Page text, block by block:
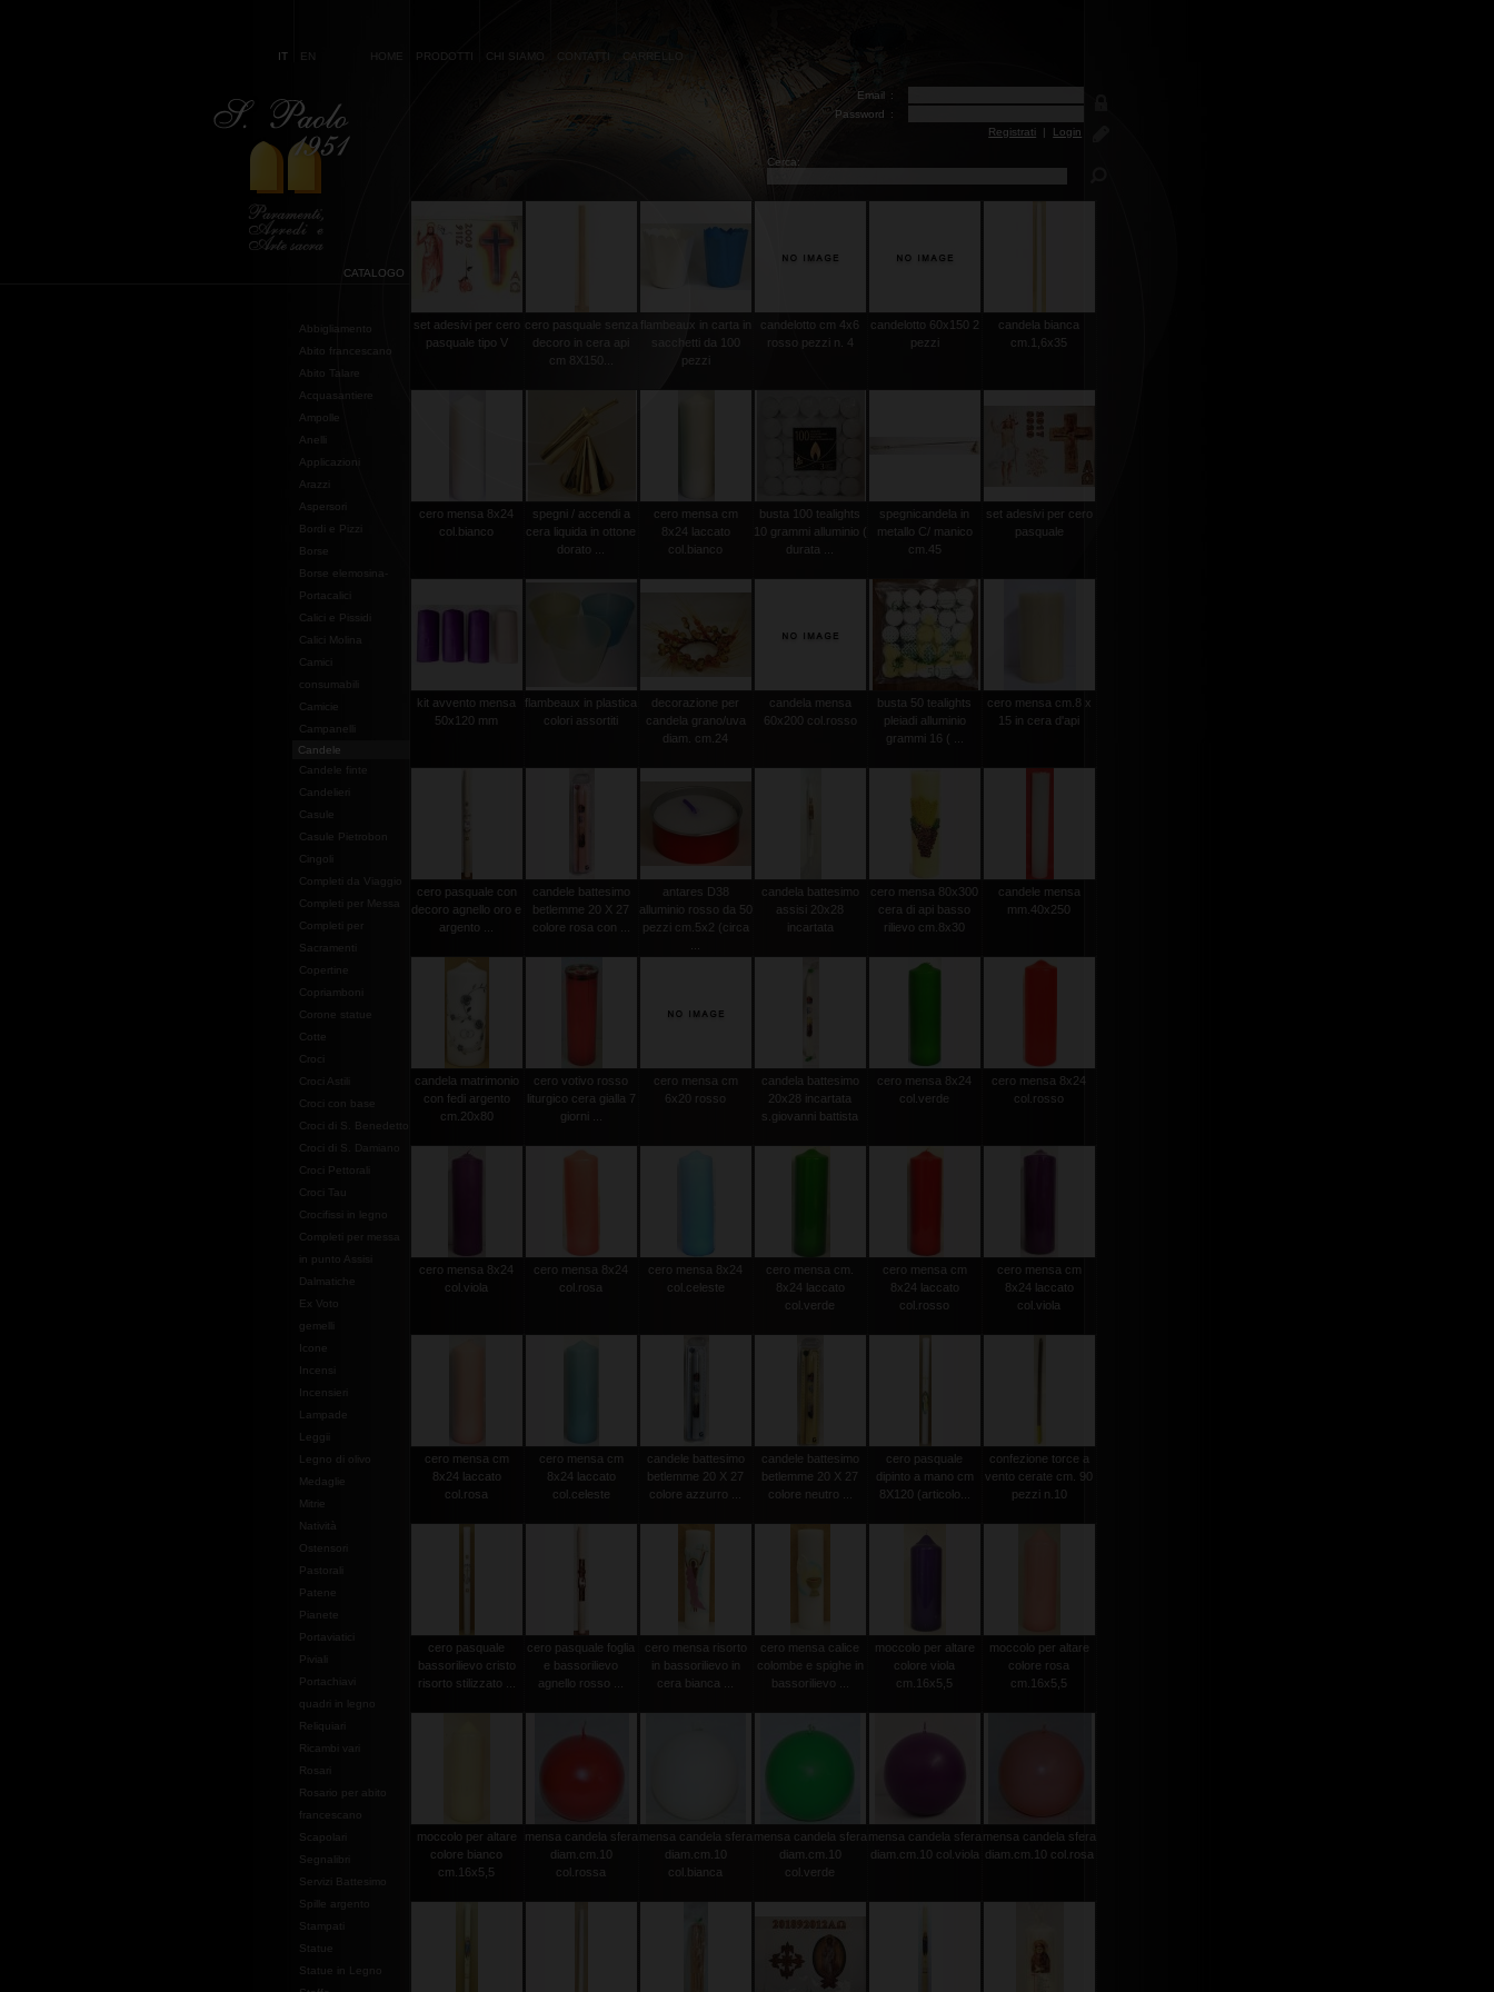
IT EN HOME PRODOTTI CHI SIAMO CONTATTI
Email :
Password
:
Registrati | Login
Cerca:
CATALOGO
Abbigliamento
Abito francescano
Abito Talare
Acquasantiere
Ampolle
Anelli
Applicazioni
Arazzi
Aspersori
Bordi e Pizzi
Borse
Borse elemosina-
Portacalici
Calici e Pissidi
Calici Molina
Camici
consumabili
Camicie
Campanelli
Candele
Candele finte
Candelieri
Casule
Casule Pietrobon
Cingoli
Completi da Viaggio
Completi per Messa
Completi per
Sacramenti
Copertine
Copriamboni
Corone statue
Cotte
Croci
Croci Astili
Croci con base
Croci di S. Benedetto
Croci di S. Damiano
Croci Pettorali
Croci Tau
Crocifissi in legno
Completi per messa
in punto Assisi
Dalmatiche
Ex Voto
gemelli
Icone
Incensi
Incensieri
Lampade
Leggii
Legno di olivo
Medaglie
Mitrie
Natività
Ostensori
Pastorali
Patene
Pianete
Portaviatici
Piviali
Portachiavi
quadri in legno
Reliquiari
Ricambi vari
Rosari
Rosario per abito
francescano
Scapolari
Segnalibri
Servizi Battesimo
Spille argento
Stampati
Statue
Statue in Legno
set adesivi per cero
pasquale tipo V
cero pasquale senza
decoro in cera api
cm 8X150...
flambeaux in carta in
sacchetti da 100
pezzi
candelotto cm 4x6
rosso pezzi n. 4
candelotto 60x150 2
pezzi
candela bianca
cm.1,6x35
cero mensa 8x24
col.bianco
spegni / accendi a
cera liquida in ottone
dorato ...
cero mensa cm
8x24 laccato
col.bianco
busta 100 tealights
10 grammi alluminio (
durata ...
spegnicandela in
metallo C/ manico
cm.45
set adesivi per cero
pasquale
kit avvento mensa
50x120 mm
flambeaux in plastica
colori assortiti
decorazione per
candela grano/uva
diam. cm.24
candela mensa
60x200 col.rosso
busta 50 tealights
pleiadi alluminio
grammi 16 ( ...
cero mensa cm.8 x
15 in cera d'api
cero pasquale con
decoro agnello oro e
argento ...
candele battesimo
betlemme 20 X 27
colore rosa con ...
antares D38
alluminio rosso da 50
pezzi cm.5x2 (circa
candela battesimo
assisi 20x28
incartata
cero mensa 80x300
cera di api basso
rilievo cm.8x30
candele mensa
mm.40x250
candela matrimonio
con fedi argento
cm.20x80
cero votivo rosso
liturgico cera gialla 7
giorni ...
cero mensa cm
6x20 rosso
candela battesimo
20x28 incartata
s.giovanni battista
cero mensa 8x24
col.verde
cero mensa 8x24
col.rosso
cero mensa 8x24
col.viola
cero mensa 8x24
col.rosa
cero mensa 8x24
col.celeste
cero mensa cm.
8x24 laccato
col.verde
cero mensa cm
8x24 laccato
col.rosso
cero mensa cm
8x24 laccato
col.viola
cero mensa cm
8x24 laccato
col.rosa
cero mensa cm
8x24 laccato
col.celeste
candele battesimo
betlemme 20 X 27
colore azzurro ...
candele battesimo
betlemme 20 X 27
colore neutro ...
cero pasquale
dipinto a mano cm
8X120 (articolo...
confezione torce a
vento cerate cm. 90
pezzi n.10
cero pasquale
bassorilievo cristo
risorto stilizzato ...
cero pasquale foglia
e bassorilievo
agnello rosso ...
cero mensa risorto
in bassorilievo in
cera bianca ...
cero mensa calice
colombe e spighe in
bassorilievo ...
moccolo per altare
colore viola
cm.16x5,5
moccolo per altare
colore rosa
cm.16x5,5
moccolo per altare
colore bianco
cm.16x5,5
mensa candela sfera
diam.cm.10
col.rossa
mensa candela sfera
diam.cm.10
col.bianca
mensa candela sfera
diam.cm.10
col.verde
mensa candela sfera
diam.cm.10 col.viola
mensa candela sfera
diam.cm.10 col.rosa